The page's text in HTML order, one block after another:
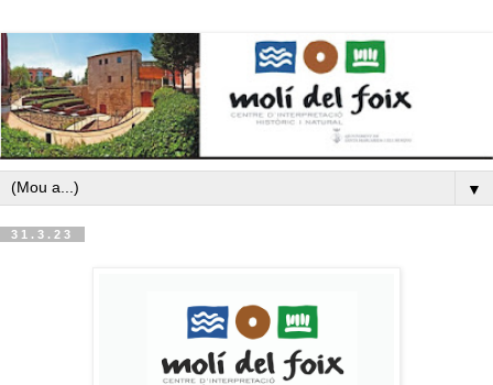
▼
31.3.23